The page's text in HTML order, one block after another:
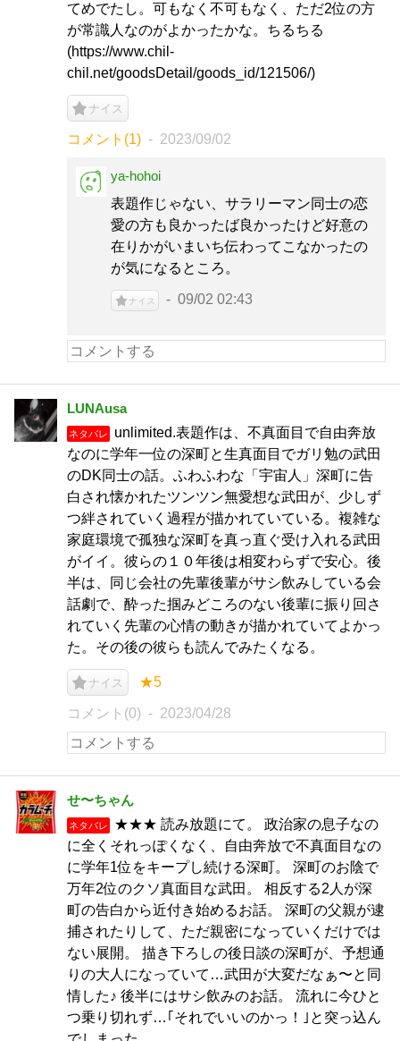
てめでたし。可もなく不可もなく、ただ2位の方
が常識人なのがよかったかな。ちるちる
(https://www.chil-
chil.net/goodsDetail/goods_id/121506/)
ナイス
コメント(1) 2023/09/02
ya-hohoi
表題作じゃない、サラリーマン同士の恋
愛の方も良かったば良かったけど好意の
在りかがいまいち伝わってこなかったの
が気になるところ。
ナイス 09/02 02:43
LUNAusa
ネタバレ
unlimited.表題作は、不真面目で自由奔放
なのに学年一位の深町と生真面目でガリ勉の武田
のDK同士の話。ふわふわな「宇宙人」深町に告
白され懐かれたツンツン無愛想な武田が、少しず
つ絆されていく過程が描かれていている。複雑な
家庭環境で孤独な深町を真っ直ぐ受け入れる武田
がイイ。彼らの１０年後は相変わらずで安心。後
半は、同じ会社の先輩後輩がサシ飲みしている会
話劇で、酔った掴みどころのない後輩に振り回さ
れていく先輩の心情の動きが描かれていてよかっ
た。その後の彼らも読んでみたくなる。
ナイス ★5
コメント(0) 2023/04/28
せ〜ちゃん
ネタバレ
★★★ 読み放題にて。 政治家の息子なの
に全くそれっぽくなく、自由奔放で不真面目なの
に学年1位をキープし続ける深町。 深町のお陰で
万年2位のクソ真面目な武田。 相反する2人が深
町の告白から近付き始めるお話。 深町の父親が逮
捕されたりして、ただ親密になっていくだけでは
ない展開。 描き下ろしの後日談の深町が、予想通
りの大人になっていて…武田が大変だなぁ〜と同
情した♪ 後半にはサシ飲みのお話。 流れに今ひと
つ乗り切れず…｢それでいいのかっ！｣と突っ込ん